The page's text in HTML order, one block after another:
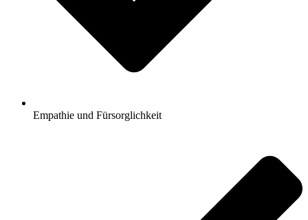
Empathie und Fürsorglichkeit